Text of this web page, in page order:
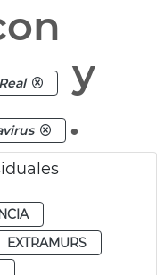
y
.
EXTRAMURS